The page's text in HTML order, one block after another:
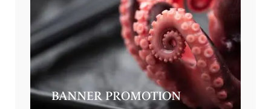
BANNER PROMOTION